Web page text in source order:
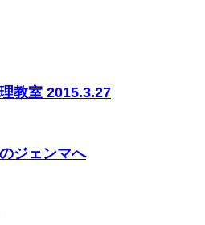
教室 2015.3.27
ジェンマへ